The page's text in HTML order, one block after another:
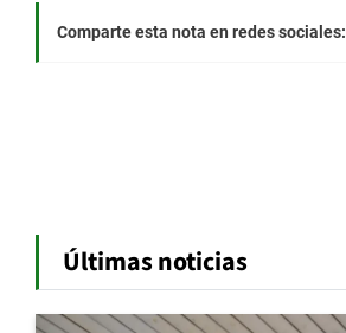
Comparte esta nota en redes sociales:
Últimas noticias